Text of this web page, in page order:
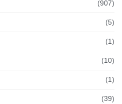
(907)
(5)
(1)
(10)
(1)
(39)